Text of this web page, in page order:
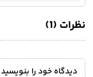
نظرات (1)
دیدگاه خود را بنویسید